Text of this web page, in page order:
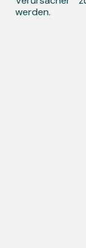
werden.